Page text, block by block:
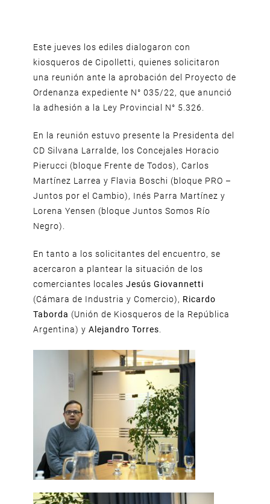
Este jueves los ediles dialogaron con
kiosqueros de Cipolletti, quienes solicitaron
una reunión ante la aprobación del Proyecto de
Ordenanza expediente N° 035/22, que anunció
la adhesión a la Ley Provincial N° 5.326.
En la reunión estuvo presente la Presidenta del
CD Silvana Larralde, los Concejales Horacio
Pierucci (bloque Frente de Todos), Carlos
Martínez Larrea y Flavia Boschi (bloque PRO –
Juntos por el Cambio), Inés Parra Martínez y
Lorena Yensen (bloque Juntos Somos Río
Negro).
En tanto a los solicitantes del encuentro, se
acercaron a plantear la situación de los
comerciantes locales Jesús Giovannetti
(Cámara de Industria y Comercio), Ricardo
Taborda (Unión de Kiosqueros de la República
Argentina) y Alejandro Torres.